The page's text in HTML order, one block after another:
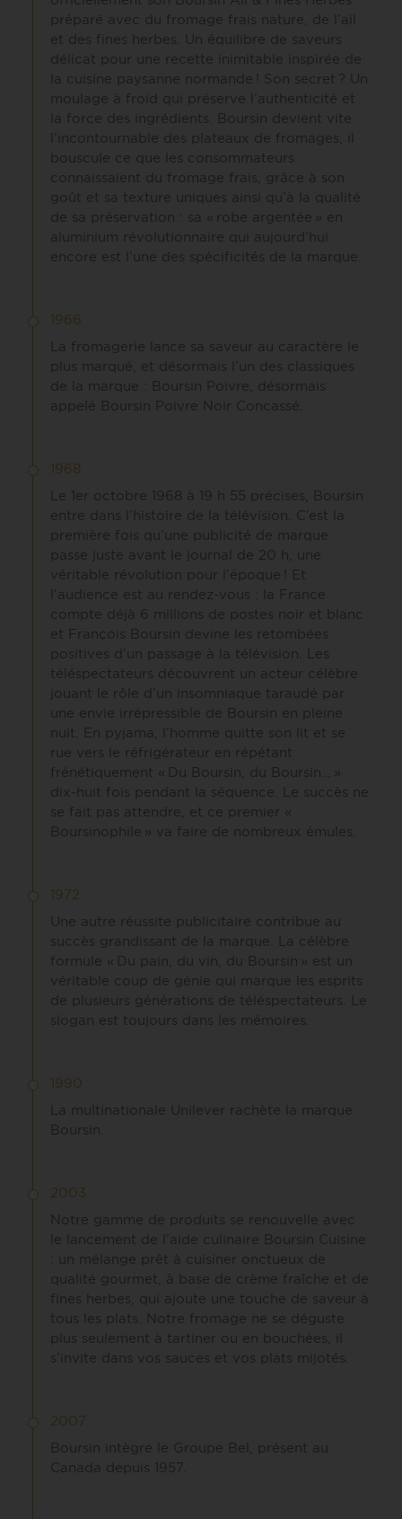
préparé avec du fromage frais nature, de l’ail
et des fines herbes. Un équilibre de saveurs
délicat pour une recette inimitable inspirée de
la cuisine paysanne normande ! Son secret ? Un
moulage à froid qui préserve l’authenticité et
la force des ingrédients. Boursin devient vite
l’incontournable des plateaux de fromages, il
bouscule ce que les consommateurs
connaissaient du fromage frais, grâce à son
goût et sa texture uniques ainsi qu’à la qualité
de sa préservation : sa « robe argentée » en
aluminium révolutionnaire qui aujourd’hui
encore est l’une des spécificités de la marque.
1966
La fromagerie lance sa saveur au caractère le
plus marqué, et désormais l’un des classiques
de la marque : Boursin Poivre, désormais
appelé Boursin Poivre Noir Concassé.
1968
Le 1er octobre 1968 à 19 h 55 précises, Boursin
entre dans l’histoire de la télévision. C’est la
première fois qu’une publicité de marque
passe juste avant le journal de 20 h, une
véritable révolution pour l’époque ! Et
l’audience est au rendez-vous : la France
compte déjà 6 millions de postes noir et blanc
et François Boursin devine les retombées
positives d’un passage à la télévision. Les
téléspectateurs découvrent un acteur célèbre
jouant le rôle d’un insomniaque taraudé par
une envie irrépressible de Boursin en pleine
nuit. En pyjama, l’homme quitte son lit et se
rue vers le réfrigérateur en répétant
frénétiquement « Du Boursin, du Boursin… »
dix-huit fois pendant la séquence. Le succès ne
se fait pas attendre, et ce premier «
Boursinophile » va faire de nombreux émules.
1972
Une autre réussite publicitaire contribue au
succès grandissant de la marque. La célèbre
formule « Du pain, du vin, du Boursin » est un
véritable coup de génie qui marque les esprits
de plusieurs générations de téléspectateurs. Le
slogan est toujours dans les mémoires.
1990
La multinationale Unilever rachète la marque
Boursin.
2003
Notre gamme de produits se renouvelle avec
le lancement de l’aide culinaire Boursin Cuisine
: un mélange prêt à cuisiner onctueux de
qualité gourmet, à base de crème fraîche et de
fines herbes, qui ajoute une touche de saveur à
tous les plats. Notre fromage ne se déguste
plus seulement à tartiner ou en bouchées, il
s’invite dans vos sauces et vos plats mijotés.
2007
Boursin intègre le Groupe Bel, présent au
Canada depuis 1957.